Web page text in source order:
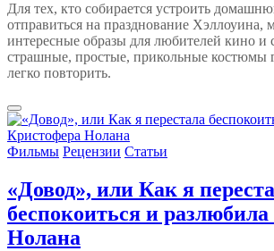
Для тех, кто собирается устроить
отправиться на празднование Хэллоуина,
интересные образы для любителей кино и
страшные, простые, прикольные костюмы
легко повторить.
Фильмы Рецензии Статьи
«Довод», или Как я
беспокоиться и
Нолана